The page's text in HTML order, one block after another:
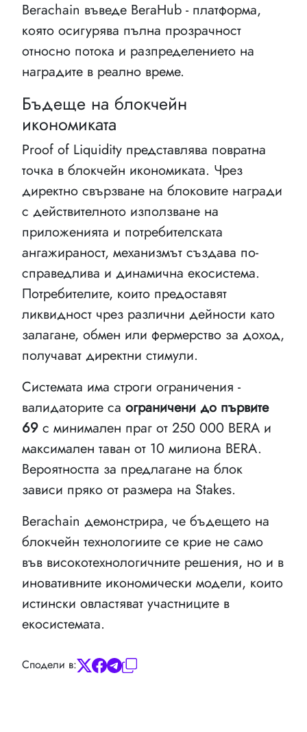
Berachain въведе BeraHub - платформа,
която осигурява пълна прозрачност
относно потока и разпределението на
наградите в реално време.
Бъдеще на блокчейн
икономиката
Proof of Liquidity представлява повратна
точка в блокчейн икономиката. Чрез
директно свързване на блоковите награди
с действителното използване на
приложенията и потребителската
ангажираност, механизмът създава по-
справедлива и динамична екосистема.
Потребителите, които предоставят
ликвидност чрез различни дейности като
залагане, обмен или фермерство за доход,
получават директни стимули.
Системата има строги ограничения -
валидаторите са ограничени до първите
69 с минимален праг от 250 000 BERA и
максимален таван от 10 милиона BERA.
Вероятността за предлагане на блок
зависи пряко от размера на Stakes.
Berachain демонстрира, че бъдещето на
блокчейн технологиите се крие не само
във високотехнологичните решения, но и в
иновативните икономически модели, които
истински овластяват участниците в
екосистемата.
Сподели в: